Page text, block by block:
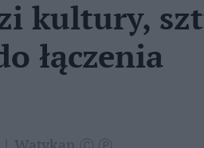
kultury,
łączenia